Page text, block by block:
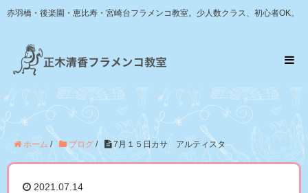
赤羽橋・後楽園・恵比寿・宮崎台フラメンコ教室。少人数クラス、初心者OK。
ホーム / ブログ / 7月１５日カサ アルティスタ
2021.07.14